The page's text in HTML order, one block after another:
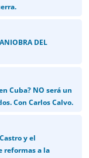
DEL
Cuba? NO será un
Con Carlos Calvo.
y el
reformas a la